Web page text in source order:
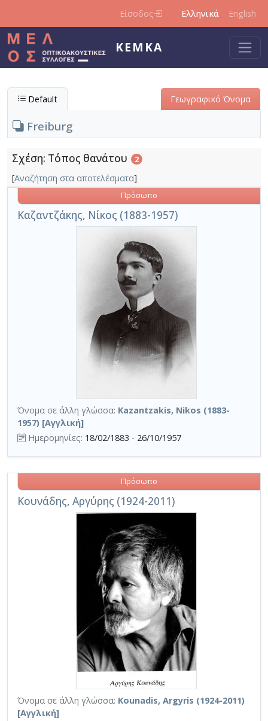
Είσοδος Ελληνικά English
ΚΕΜΚΑ
Default Γεωγραφικό Όνομα
Freiburg
Σχέση: Τόπος θανάτου 2
[Αναζήτηση στα αποτελέσματα]
Καζαντζάκης, Νίκος (1883-1957)
Πρόσωπο
Όνομα σε άλλη γλώσσα: Kazantzakis, Nikos (1883-
1957) [Αγγλική]
Ημερομηνίες: 18/02/1883 - 26/10/1957
Κουνάδης, Αργύρης (1924-2011)
Πρόσωπο
Όνομα σε άλλη γλώσσα: Kounadis, Argyris (1924-2011)
[Αγγλική]